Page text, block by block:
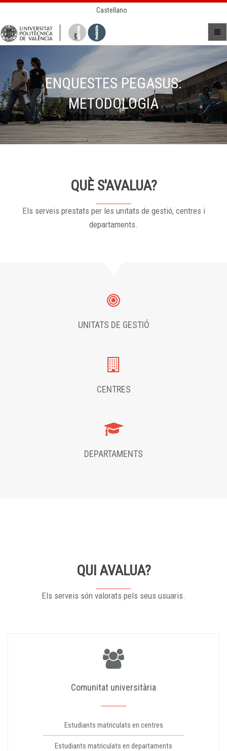
Castellano
ENQUESTES PEGASUS:
METODOLOGIA
QUÈ S'AVALUA?
Els serveis prestats per les unitats de gestió, centres i
departaments.
UNITATS DE GESTIÓ
CENTRES
DEPARTAMENTS
QUI AVALUA?
Els serveis són valorats pels seus usuaris.
Comunitat universitària
Estudiants matriculats en centres
Estudiants matriculats en departaments